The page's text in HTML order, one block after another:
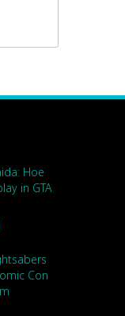
Hoe
in GTA
Con